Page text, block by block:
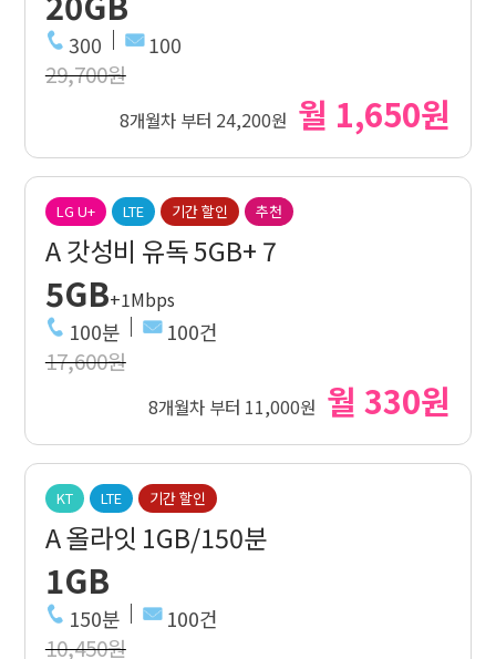
300 100
29,700원
8개월차 부터 24,200원 월 1,650원
LG U+ LTE 기간 할인 추천
A 갓성비 유독 5GB+ 7
5GB+1Mbps
100분 100건
17,600원
8개월차 부터 11,000원 월 330원
KT LTE 기간 할인
A 올라잇 1GB/150분
1GB
150분 100건
10,450원